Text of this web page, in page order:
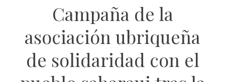
Campaña de la
asociación ubriqueña
de solidaridad con el